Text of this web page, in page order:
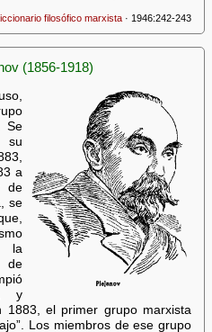
filosófico marxista · 1946:242-243
(1856-1918)
Se
su
a
de
se
la
de
y
el primer grupo marxista
Los miembros de ese grupo